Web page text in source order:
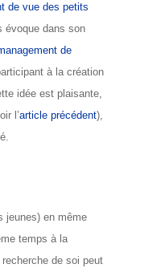
de vue des petits
évoque dans son
de
à la création
idée est plaisante,
l’article précédent),
jeunes) en même
temps à la
de soi peut